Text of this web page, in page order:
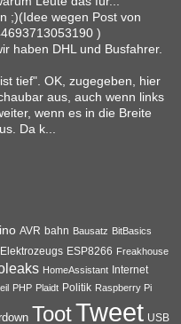
;)(Idee wegen Post von
)
haben DHL und Busfahrer.
tief". OK, zugegeben, hier
aus, auch wenn links
wenn es in die Breite
Da k...
AVR bahn Bausatz BitBasics
Elektrozeugs ESP8266 Freakhouse
HomeAssistant Internet
PHP Plaidt Politik Raspberry Pi
TootTweet USB